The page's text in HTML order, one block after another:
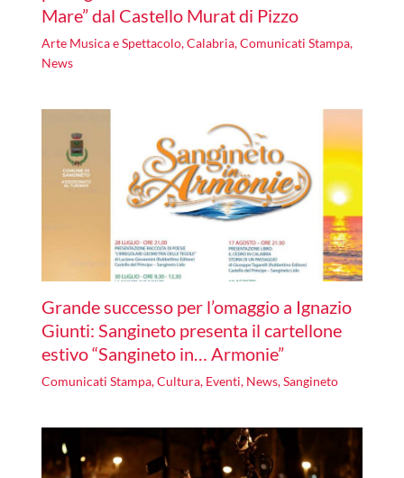
Mare” dal Castello Murat di Pizzo
Arte Musica e Spettacolo,Calabria,Comunicati Stampa,
News
Grande successo per l’omaggio a Ignazio
Giunti: Sangineto presenta il cartellone
estivo “Sangineto in… Armonie”
Comunicati Stampa,Cultura, Eventi, News,Sangineto